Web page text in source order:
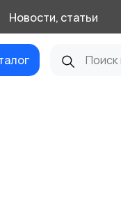
Новости, статьи